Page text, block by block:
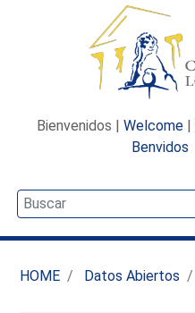
Bienvenidos | Welcome |
Benvidos
HOME Datos Abiertos